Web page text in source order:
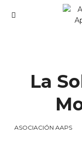
La
ASOCIACIÓN AAPS